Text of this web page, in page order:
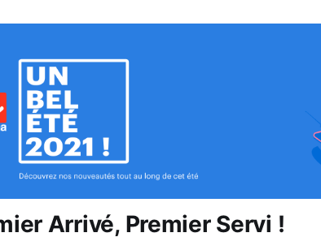
Arrivé, Premier Servi !